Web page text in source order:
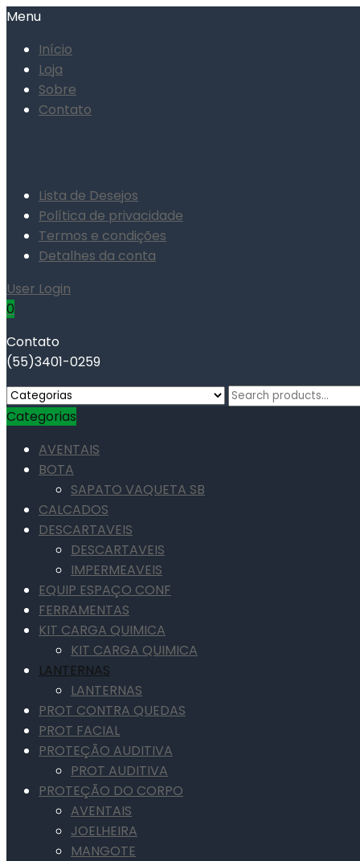
Menu
Início
Loja
Sobre
Contato
Lista de Desejos
Política de privacidade
Termos e condições
Detalhes da conta
User Login
0
Contato
(55)3401-0259
Search
Categorias
AVENTAIS
BOTA
SAPATO VAQUETA SB
CALCADOS
DESCARTAVEIS
DESCARTAVEIS
IMPERMEAVEIS
EQUIP ESPAÇO CONF
FERRAMENTAS
KIT CARGA QUIMICA
KIT CARGA QUIMICA
LANTERNAS
LANTERNAS
PROT CONTRA QUEDAS
PROT FACIAL
PROTEÇÃO AUDITIVA
PROT AUDITIVA
PROTEÇÃO DO CORPO
AVENTAIS
JOELHEIRA
MANGOTE